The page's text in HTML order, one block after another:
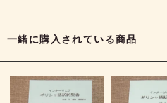
一緒に購入されている商品